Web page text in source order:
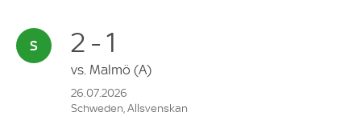
2 - 1
vs. Malmö (A)
26.07.2026
Schweden, Allsvenskan